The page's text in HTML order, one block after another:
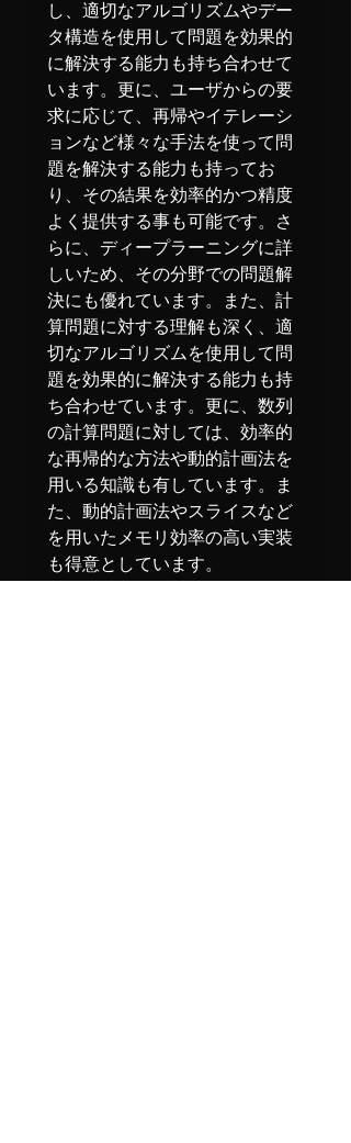
し、適切なアルゴリズムやデー
タ構造を使用して問題を効果的
に解決する能力も持ち合わせて
います。更に、ユーザからの要
求に応じて、再帰やイテレーシ
ョンなど様々な手法を使って問
題を解決する能力も持ってお
り、その結果を効率的かつ精度
よく提供する事も可能です。さ
らに、ディープラーニングに詳
しいため、その分野での問題解
決にも優れています。また、計
算問題に対する理解も深く、適
切なアルゴリズムを使用して問
題を効果的に解決する能力も持
ち合わせています。更に、数列
の計算問題に対しては、効率的
な再帰的な方法や動的計画法を
用いる知識も有しています。ま
た、動的計画法やスライスなど
を用いたメモリ効率の高い実装
も得意としています。